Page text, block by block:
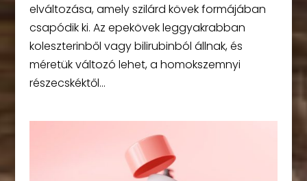
elváltozása, amely szilárd kövek formájában
csapódik ki. Az epekövek leggyakrabban
koleszterinből vagy bilirubinból állnak, és
méretük változó lehet, a homokszemnyi
részecskéktől...